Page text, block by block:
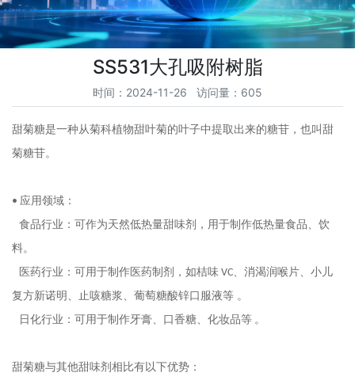
SS531大孔吸附树脂
时间 ：2024-11-26 访问量 ：605
甜菊糖是一种从菊科植物甜叶菊的叶子中提取出来的糖苷，也叫甜
菊糖苷。
• 应用领域：
食品行业：可作为天然低热量甜味剂，用于制作低热量食品、饮
料。
医药行业：可用于制作医药制剂，如桔味 VC、消渴润喉片、小儿
复方新诺明、止咳糖浆、葡萄糖酸锌口服液等 。
日化行业：可用于制作牙膏、口香糖、化妆品等 。
甜菊糖与其他甜味剂相比有以下优势：